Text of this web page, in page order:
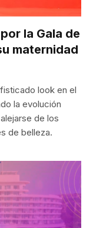
la Gala de
maternidad
look en el
la evolución
de los
de belleza.